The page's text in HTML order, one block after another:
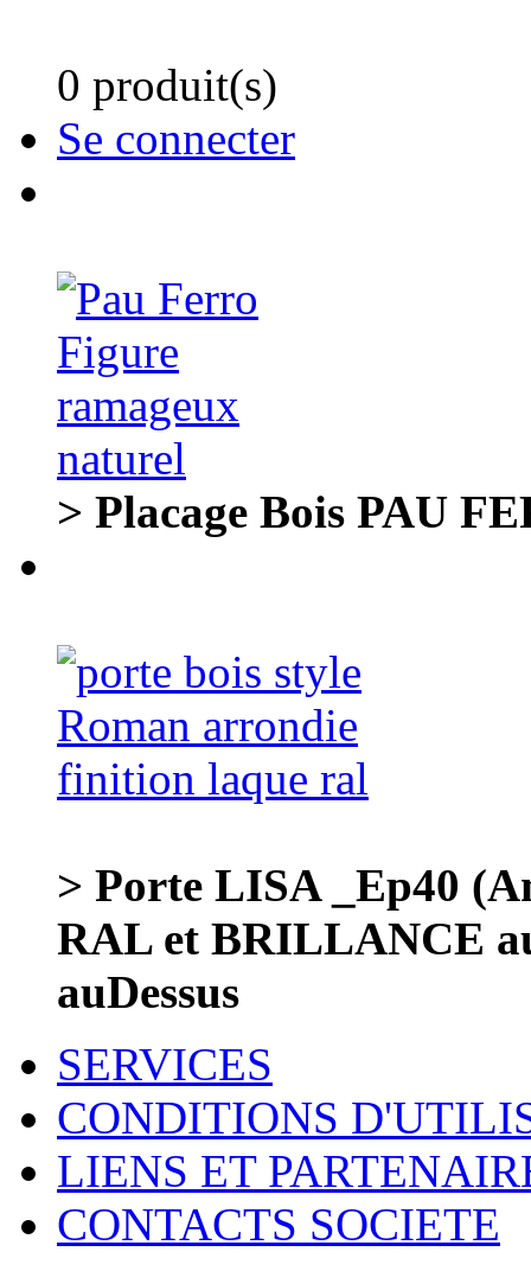
0 produit(s)
Se connecter
> Placage Bois PAU
> Porte LISA _Ep40
RAL et BRILLANCE
auDessus
SERVICES
CONDITIONS
LIENS ET
CONTACTS SOCIETE